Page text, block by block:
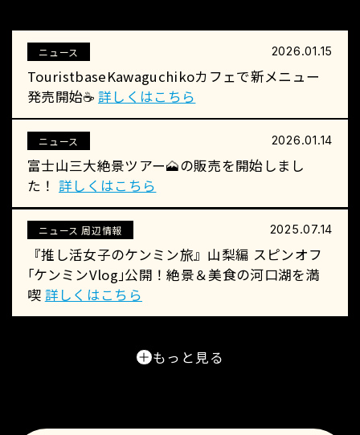
ニュース 2026.01.15
TouristbaseKawaguchikoカフェで新メニュー
発売開始☕詳しくはこちら
ニュース 2026.01.14
富士山三大絶景ツアー🗻の販売を開始しまし
た！詳しくはこちら
ニュース 周辺情報 2025.07.14
『推し活女子のケンミン旅』山梨編 スピンオフ
｢ケンミンVlog｣公開！絶景＆美食の河口湖を満
喫 詳しくはこちら
もっと見る